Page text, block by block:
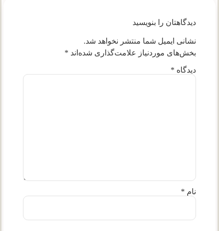
دیدگاهتان را بنویسید
نشانی ایمیل شما منتشر نخواهد شد.
بخش‌های موردنیاز علامت‌گذاری شده‌اند *
دیدگاه *
نام *